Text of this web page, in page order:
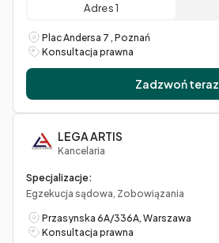
Adres 1
Plac Andersa 7 , Poznań
Konsultacja prawna
Zadzwoń teraz
LEGA ARTIS
Kancelaria
Specjalizacje:
Egzekucja sądowa, Zobowiązania
Przasynska 6A/336A, Warszawa
Konsultacja prawna